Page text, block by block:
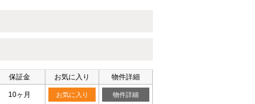
保証金 お気に入り 物件詳細
10ヶ月 お気に入り 物件詳細